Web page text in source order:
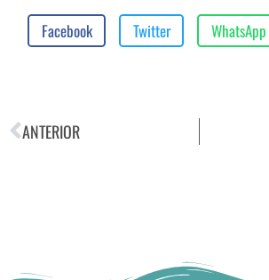
Facebook Twitter WhatsApp
ANTERIOR